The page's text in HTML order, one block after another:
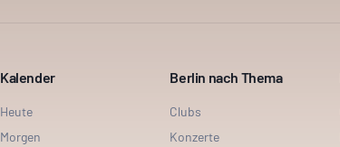
Kalender
Heute
Morgen
Berlin nach Thema
Clubs
Konzerte